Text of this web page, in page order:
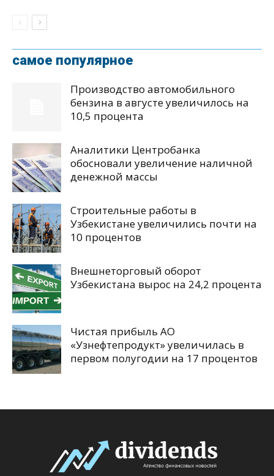
самое популярное
Производство автомобильного
бензина в августе увеличилось на
10,5 процента
Аналитики Центробанка
обосновали увеличение наличной
денежной массы
Строительные работы в
Узбекистане увеличились почти на
10 процентов
Внешнеторговый оборот
Узбекистана вырос на 24,2 процента
Чистая прибыль АО
«Узнефтепродукт» увеличилась в
первом полугодии на 17 процентов